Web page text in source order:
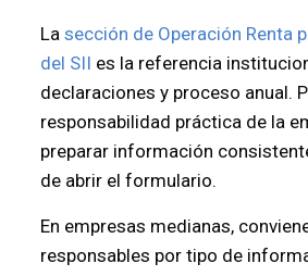
La sección de Operación Renta
del SII es la referencia
declaraciones y proceso anual.
responsabilidad práctica de la
preparar información
de abrir el formulario.
En empresas medianas,
responsables por tipo de